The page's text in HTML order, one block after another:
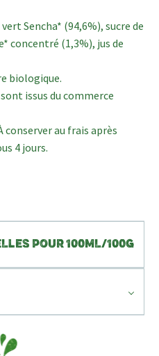
Sencha* (94,6%), sucre de
concentré (1,3%), jus de
biologique.
issus du commerce
conserver au frais après
4 jours.
POUR 100ML/100G